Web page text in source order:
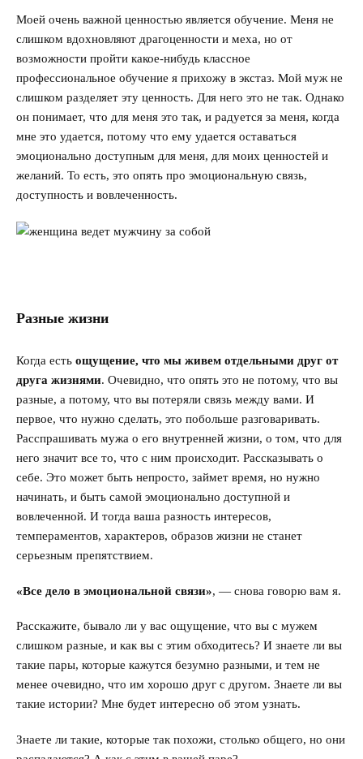
Моей очень важной ценностью является обучение. Меня не
слишком вдохновляют драгоценности и меха, но от
возможности пройти какое-нибудь классное
профессиональное обучение я прихожу в экстаз. Мой муж не
слишком разделяет эту ценность. Для него это не так. Однако
он понимает, что для меня это так, и радуется за меня, когда
мне это удается, потому что ему удается оставаться
эмоционально доступным для меня, для моих ценностей и
желаний. То есть, это опять про эмоциональную связь,
доступность и вовлеченность.
Разные жизни
Когда есть ощущение, что мы живем отдельными друг от
друга жизнями. Очевидно, что опять это не потому, что вы
разные, а потому, что вы потеряли связь между вами. И
первое, что нужно сделать, это побольше разговаривать.
Расспрашивать мужа о его внутренней жизни, о том, что для
него значит все то, что с ним происходит. Рассказывать о
себе. Это может быть непросто, займет время, но нужно
начинать, и быть самой эмоционально доступной и
вовлеченной. И тогда ваша разность интересов,
темпераментов, характеров, образов жизни не станет
серьезным препятствием.
«Все дело в эмоциональной связи», — снова говорю вам я.
Расскажите, бывало ли у вас ощущение, что вы с мужем
слишком разные, и как вы с этим обходитесь? И знаете ли вы
такие пары, которые кажутся безумно разными, и тем не
менее очевидно, что им хорошо друг с другом. Знаете ли вы
такие истории? Мне будет интересно об этом узнать.
Знаете ли такие, которые так похожи, столько общего, но они